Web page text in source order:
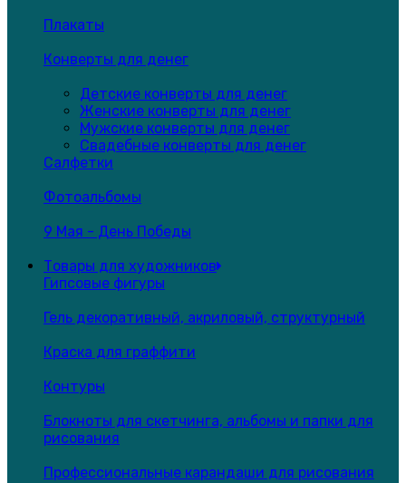
Плакаты
Конверты для денег
Детские конверты для денег
Женские конверты для денег
Мужские конверты для денег
Свадебные конверты для денег
Салфетки
Фотоальбомы
9 Мая - День Победы
Товары для художников
Гипсовые фигуры
Гель декоративный, акриловый, структурный
Краска для граффити
Контуры
Блокноты для скетчинга, альбомы и папки для
рисования
Профессиональные карандаши для рисования